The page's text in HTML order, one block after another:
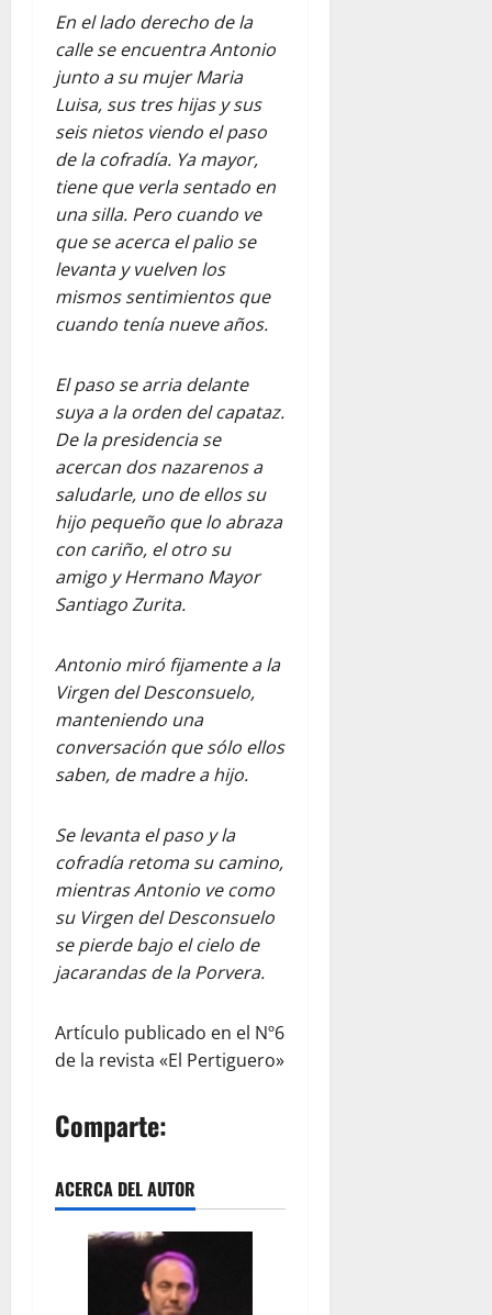
En el lado derecho de la
calle se encuentra Antonio
junto a su mujer Maria
Luisa, sus tres hijas y sus
seis nietos viendo el paso
de la cofradía. Ya mayor,
tiene que verla sentado en
una silla. Pero cuando ve
que se acerca el palio se
levanta y vuelven los
mismos sentimientos que
cuando tenía nueve años.
El paso se arria delante
suya a la orden del capataz.
De la presidencia se
acercan dos nazarenos a
saludarle, uno de ellos su
hijo pequeño que lo abraza
con cariño, el otro su
amigo y Hermano Mayor
Santiago Zurita.
Antonio miró fijamente a la
Virgen del Desconsuelo,
manteniendo una
conversación que sólo ellos
saben, de madre a hijo.
Se levanta el paso y la
cofradía retoma su camino,
mientras Antonio ve como
su Virgen del Desconsuelo
se pierde bajo el cielo de
jacarandas de la Porvera.
Artículo publicado en el Nº6
de la revista «El Pertiguero»
Comparte:
ACERCA DEL AUTOR